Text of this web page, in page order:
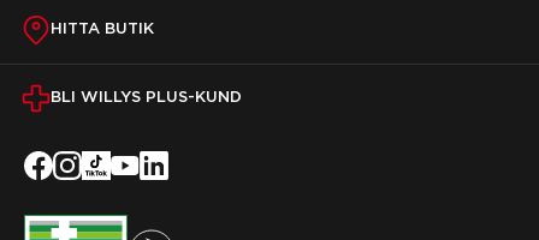
HITTA BUTIK
BLI WILLYS PLUS-KUND